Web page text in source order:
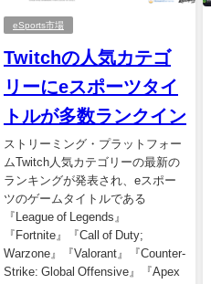
eSports市場
Twitchの人気カテゴ
リーにeスポーツタイ
トルが多数ランクイン
ストリーミング・プラットフォー
ムTwitch人気カテゴリーの最新の
ランキングが発表され、eスポー
ツのゲームタイトルである
『League of Legends』
『Fortnite』『Call of Duty;
Warzone』『Valorant』『Counter-
Strike: Global Offensive』『Apex